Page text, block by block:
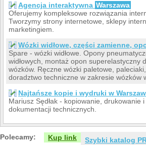
Agencja interaktywna Warszawa
Oferujemy kompleksowe rozwiązania
Tworzymy strony internetowe, sklepy
marketingiem.
Wózki widłowe, części zamienne,
Spare - wózki widłowe. Opony
widłowych, montaż opon superelastyczny
wózków. Ręczne wózki paletowe,
doradztwo techniczne w zakresie wózków
Najtańsze kopie i wydruki w
Mariusz Sędłak - kopiowanie,
dokumentacji technicznych.
Polecamy: Kup link
Szybki katalog